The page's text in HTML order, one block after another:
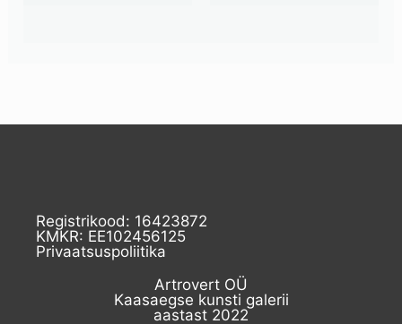
Registrikood: 16423872
KMKR: EE102456125
Privaatsuspoliitika
Artrovert OÜ
Kaasaegse kunsti galerii
aastast 2022